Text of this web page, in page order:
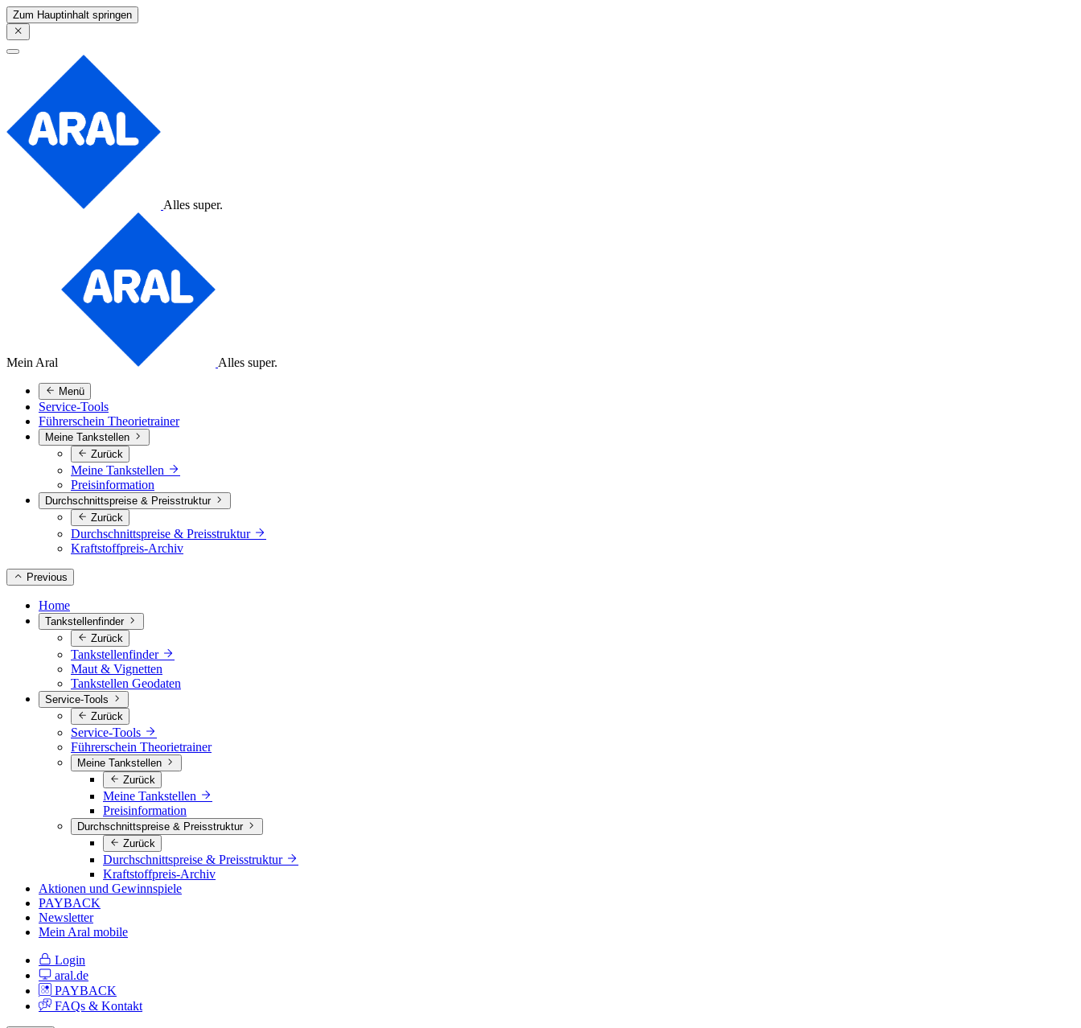
Zum Hauptinhalt springen
Alles super.
Mein Aral Alles super.
Menü
Service-Tools
Führerschein Theorietrainer
Meine Tankstellen
Zurück
Meine Tankstellen
Preisinformation
Durchschnittspreise & Preisstruktur
Zurück
Durchschnittspreise & Preisstruktur
Kraftstoffpreis-Archiv
Previous
Home
Tankstellenfinder
Zurück
Tankstellenfinder
Maut & Vignetten
Tankstellen Geodaten
Service-Tools
Zurück
Service-Tools
Führerschein Theorietrainer
Meine Tankstellen
Zurück
Meine Tankstellen
Preisinformation
Durchschnittspreise & Preisstruktur
Zurück
Durchschnittspreise & Preisstruktur
Kraftstoffpreis-Archiv
Aktionen und Gewinnspiele
PAYBACK
Newsletter
Mein Aral mobile
Login
aral.de
PAYBACK
FAQs & Kontakt